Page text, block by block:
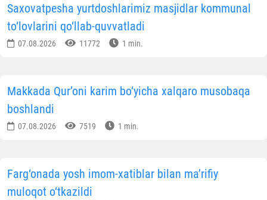
Saxovatpesha yurtdoshlarimiz masjidlar kommunal
to‘lovlarini qo‘llab-quvvatladi
07.08.2026 11772 1 min.
Makkada Qur’oni karim bo‘yicha xalqaro musobaqa
boshlandi
07.08.2026 7519 1 min.
Farg‘onada yosh imom-xatiblar bilan ma’rifiy
muloqot o‘tkazildi